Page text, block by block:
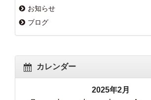
お知らせ
ブログ
カレンダー
2025年2月